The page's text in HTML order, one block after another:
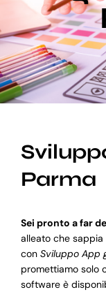
Blog
Supporto
Parma
Sei pronto a far
alleato che
con Sviluppo App
promettiamo solo
software è